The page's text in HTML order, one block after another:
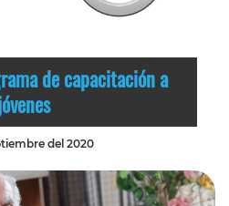
de capacitación a
del 2020